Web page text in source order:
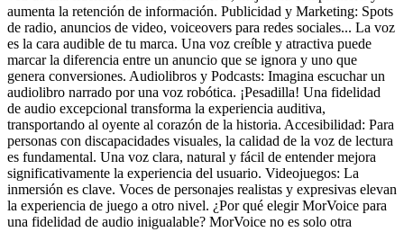
aumenta la retención de información. Publicidad y Marketing: Spots
de radio, anuncios de video, voiceovers para redes sociales... La voz
es la cara audible de tu marca. Una voz creíble y atractiva puede
marcar la diferencia entre un anuncio que se ignora y uno que
genera conversiones. Audiolibros y Podcasts: Imagina escuchar un
audiolibro narrado por una voz robótica. ¡Pesadilla! Una fidelidad
de audio excepcional transforma la experiencia auditiva,
transportando al oyente al corazón de la historia. Accesibilidad: Para
personas con discapacidades visuales, la calidad de la voz de lectura
es fundamental. Una voz clara, natural y fácil de entender mejora
significativamente la experiencia del usuario. Videojuegos: La
inmersión es clave. Voces de personajes realistas y expresivas elevan
la experiencia de juego a otro nivel. ¿Por qué elegir MorVoice para
una fidelidad de audio inigualable? MorVoice no es solo otra